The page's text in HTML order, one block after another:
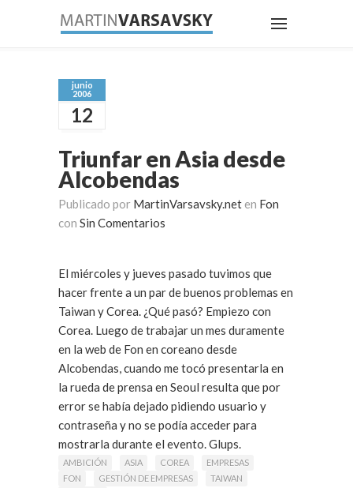
junio
2006
12
Triunfar en Asia desde
Alcobendas
Publicado por MartinVarsavsky.net en Fon
con Sin Comentarios
El miércoles y jueves pasado tuvimos que
hacer frente a un par de buenos problemas en
Taiwan y Corea. ¿Qué pasó? Empiezo con
Corea. Luego de trabajar un mes duramente
en la web de Fon en coreano desde
Alcobendas, cuando me tocó presentarla en
la rueda de prensa en Seoul resulta que por
error se había dejado pidiendo usuario y
contraseña y no se podía acceder para
mostrarla durante el evento. Glups.
Leer Más
AMBICIÓN ASIA COREA
EMPRESAS
FON
GESTIÓN DE EMPRESAS
TAIWAN